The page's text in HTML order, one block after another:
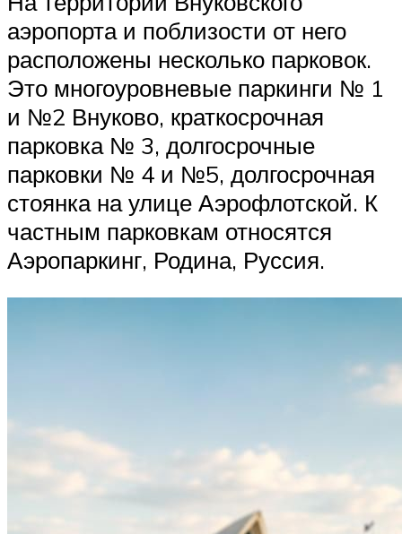
аэропорта и поблизости от него
расположены несколько парковок.
Это многоуровневые паркинги № 1
и №2 Внуково, краткосрочная
парковка № 3, долгосрочные
парковки № 4 и №5, долгосрочная
стоянка на улице Аэрофлотской. К
частным парковкам относятся
Аэропаркинг, Родина, Руссия.